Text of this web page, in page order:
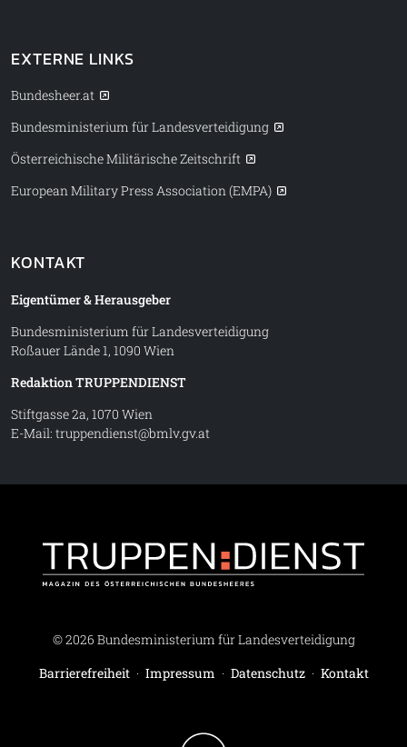
EXTERNE LINKS
Bundesheer.at
Bundesministerium für Landesverteidigung
Österreichische Militärische Zeitschrift
European Military Press Association (EMPA)
KONTAKT
Eigentümer & Herausgeber
Bundesministerium für Landesverteidigung
Roßauer Lände 1, 1090 Wien
Redaktion TRUPPENDIENST
Stiftgasse 2a, 1070 Wien
E-Mail: truppendienst@bmlv.gv.at
© 2026 Bundesministerium für Landesverteidigung
Barrierefreiheit · Impressum · Datenschutz · Kontakt